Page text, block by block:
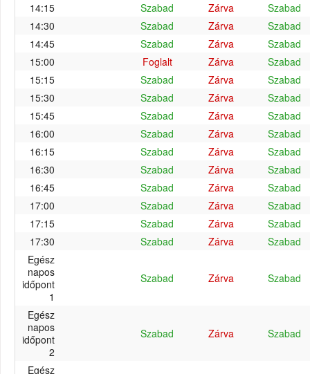
14:15
Szabad Zárva
Szabad
14:30
Szabad Zárva
Szabad
14:45
Szabad Zárva
Szabad
15:00
Foglalt Zárva
Szabad
15:15
Szabad Zárva
Szabad
15:30
Szabad Zárva
Szabad
15:45
Szabad Zárva
Szabad
16:00
Szabad Zárva
Szabad
16:15
Szabad Zárva
Szabad
16:30
Szabad Zárva
Szabad
16:45
Szabad Zárva
Szabad
17:00
Szabad Zárva
Szabad
17:15
Szabad Zárva
Szabad
17:30
Szabad Zárva
Szabad
Egész
napos
időpont
1
Szabad Zárva Szabad
Egész
napos
időpont
2
Szabad Zárva Szabad
Egész